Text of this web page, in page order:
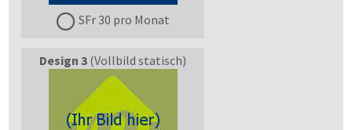
SFr 30 pro Monat
Design 3 (Vollbild statisch)